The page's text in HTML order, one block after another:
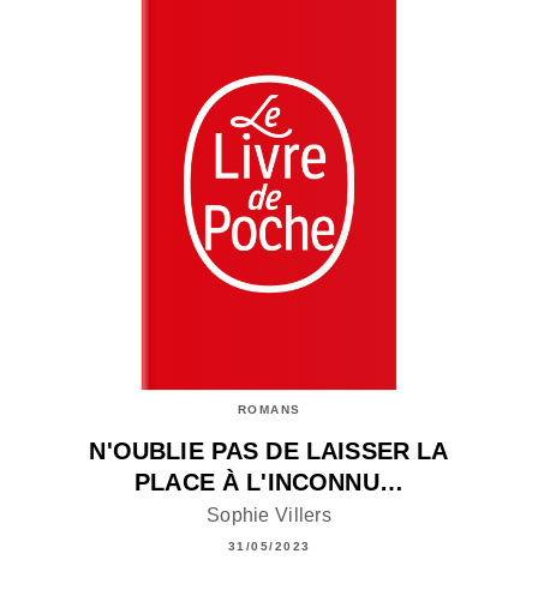
ROMANS
N'OUBLIE PAS DE LAISSER LA
PLACE À L'INCONNU…
Sophie Villers
31/05/2023